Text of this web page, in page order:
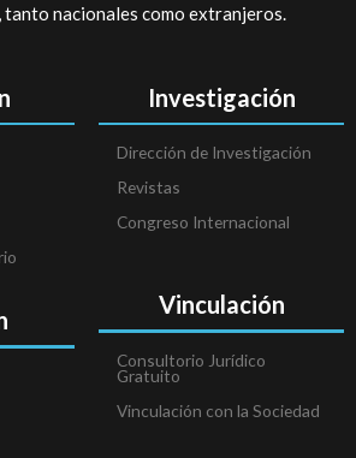
nacionales como extranjeros.
Investigación
Dirección de Investigación
Revistas
Congreso Internacional
Vinculación
Consultorio Jurídico
Gratuito
Vinculación con la Sociedad